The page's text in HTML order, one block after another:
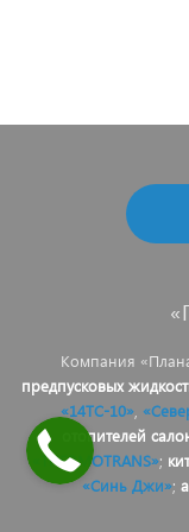
Компания
предпусковых
«14ТС-10»,
отопителей
«THERMOTRANS»;
«Синь Джи»;